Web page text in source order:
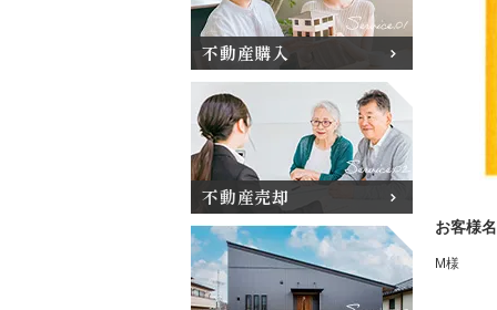
お客様
M様
不動産購入
不動産売却